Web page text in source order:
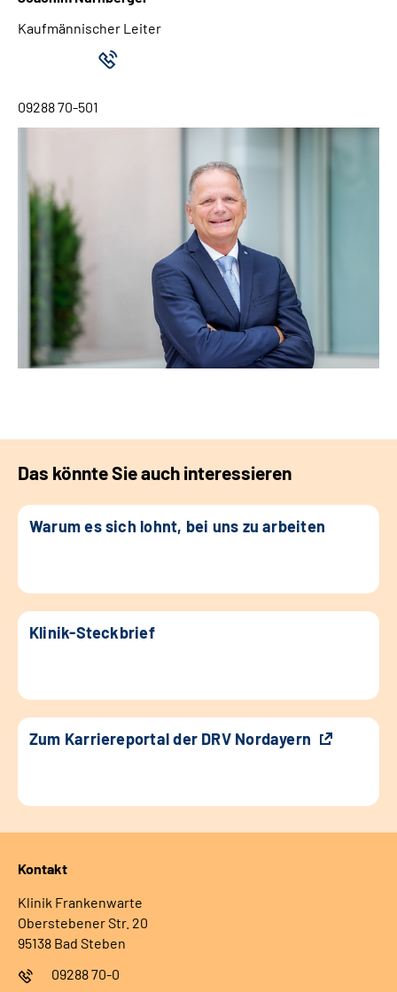
Kaufmännischer Leiter
09288 70-501
Das könnte Sie auch interessieren
Warum es sich lohnt, bei uns zu arbeiten
Klinik-Steckbrief
Zum Karriereportal der DRV Nordayern
Kontakt
Klinik Frankenwarte
Oberstebener Str. 20
95138 Bad Steben
09288 70-0